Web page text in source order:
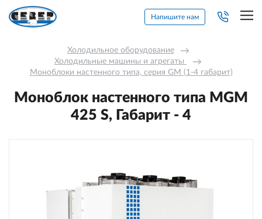
Напишите нам
Холодильное оборудование →
Холодильные машины и агрегаты →
Моноблоки настенного типа, серия GM (1-4 габарит)
Моноблок настенного типа MGM
425 S, Габарит - 4